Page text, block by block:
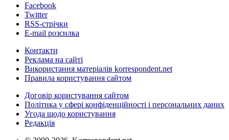
Facebook
Twitter
RSS-стрічки
E-mail розсилка
Контакти
Реклама на сайті
Використання матеріалів korrespondent.net
Правила користування сайтом
Договір користування сайтом
Політика у сфері конфіденційності і персональних даних
Угода щодо користування
Редакція